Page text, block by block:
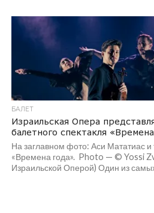
БАЛЕТ
Израильская Опера
балетного спектакля
На заглавном фото: Аси Мататиас
«Времена года». Photo — © Yossi
Израильской Оперой) Один из